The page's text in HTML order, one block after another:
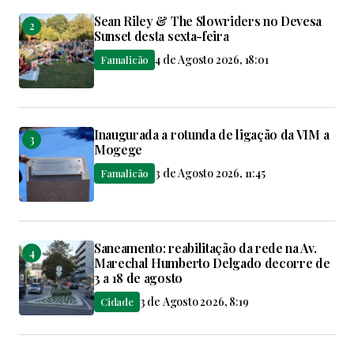
Sean Riley & The Slowriders no Devesa
Sunset desta sexta-feira
Famalicão 4 de Agosto 2026, 18:01
Inaugurada a rotunda de ligação da VIM a
Mogege
Famalicão 3 de Agosto 2026, 11:45
Saneamento: reabilitação da rede na Av.
Marechal Humberto Delgado decorre de
3 a 18 de agosto
Cidade 3 de Agosto 2026, 8:19